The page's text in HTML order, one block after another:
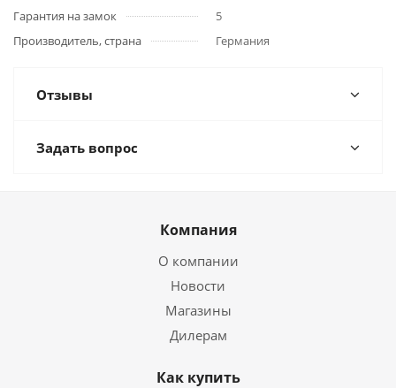
Гарантия на замок
5
Производитель, страна
Германия
Отзывы
Задать вопрос
Компания
О компании
Новости
Магазины
Дилерам
Как купить